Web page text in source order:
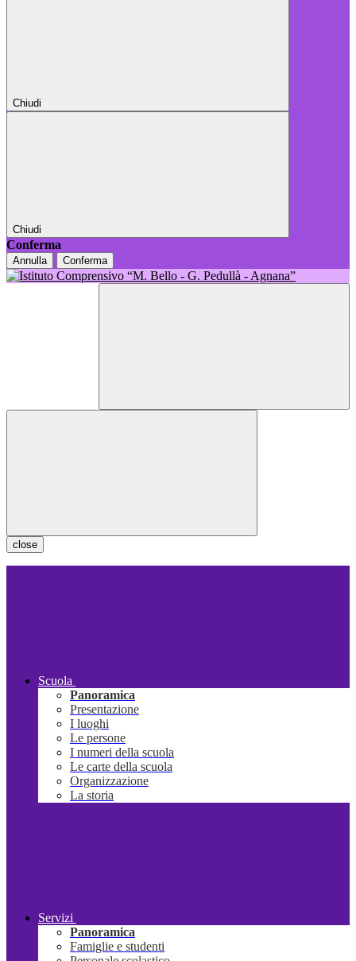
Chiudi
Chiudi
Conferma
Annulla Conferma
close
Scuola
Panoramica
Presentazione
I luoghi
Le persone
I numeri della scuola
Le carte della scuola
Organizzazione
La storia
Servizi
Panoramica
Famiglie e studenti